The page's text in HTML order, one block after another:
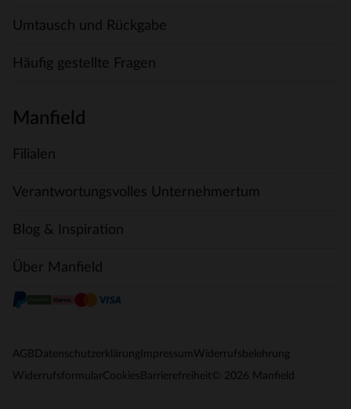
Umtausch und Rückgabe
Häufig gestellte Fragen
Manfield
Filialen
Verantwortungsvolles Unternehmertum
Blog & Inspiration
Über Manfield
AGB Datenschutzerklärung Impressum Widerrufsbelehrung
WiderrufsformularCookies Barrierefreiheit © 2026 Manfield